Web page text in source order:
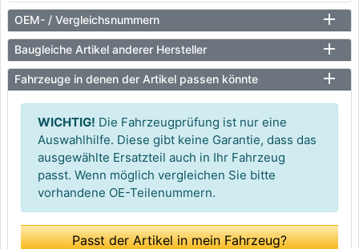
OEM- / Vergleichsnummern
Baugleiche Artikel anderer Hersteller
Fahrzeuge in denen der Artikel passen könnte
WICHTIG! Die Fahrzeugprüfung ist nur eine
Auswahlhilfe. Diese gibt keine Garantie, dass das
ausgewählte Ersatzteil auch in Ihr Fahrzeug
passt. Wenn möglich vergleichen Sie bitte
vorhandene OE-Teilenummern.
Passt der Artikel in mein Fahrzeug?